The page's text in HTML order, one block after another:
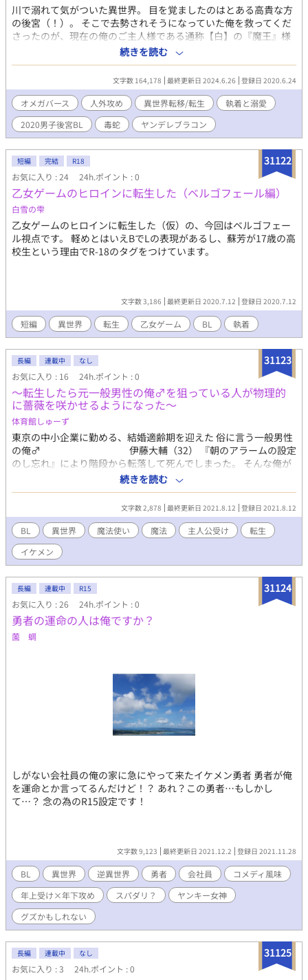
川で溺れて気がついた異世界。 目を覚ましたのはとある高貴な方
の後宮（！）。 そこで去勢されそうになっていた俺を救ってくだ
さったのが、現在の俺のご主人様である通称【白】の『魔王』様
だ。 尊崇すらしているご主人様に『運命』の許嫁様が見つかり、
俺の住む後宮が閉じられるという噂を、ある日『犬』仲間から聞
いてしまった！ 溺愛してくださるご主人様に保護されてから、俺
は随分甘やかされてきた。 「どないしよ！こないな異世界で捨て
られたら、マジに生きてかれへん！」 召喚された『勇者』は『魔
王』様に永久就職出来るのか？！ *現代日本とよく似た異世界が
舞台のオメガバースです(一章はほぼその要素がありませんが)。
年下(？)外見ショタ人外α✕年上ダメ人間β(若干調教済み)です。 受
けは京言葉のちょっとボケの強いアホの子です。 ご主人様は『毒
蛇』です。 *近親と少しカニバリズム的な表現があります。 コメ
ディ、たまにシリアスです。 連載中の他作品のスピンオフですが
単品でも読めます。 他サイトにも載せています。 2020男子後宮
BLに参加しています。
続きを読む
文字数 164,178 最終更新日 2024.6.26 登録日 2020.6.24
オメガバース 人外攻め 異世界転移/転生
執着と溺愛
2020男子後宮BL
毒蛇 ヤンデレブラコン
31122
短編 完結 R18
お気に入り : 24 24h.ポイント : 0
乙女ゲームのヒロインに転生した（ベルゴフェール編）
白雪の雫
乙女ゲームのヒロインに転生した（仮）の、今回はベルゴフェー
ル視点です。 軽めとはいえBでLの表現があるし、蘇芳が17歳の高
校生という理由でR-18のタグをつけています。
文字数 3,186 最終更新日 2020.7.12 登録日 2020.7.12
短編 異世界 転生 乙女ゲーム BL 執着
31123
長編 連載中 なし
お気に入り : 16 24h.ポイント : 0
〜転生したら元一般男性の俺♂を狙っている人が物理的
に薔薇を咲かせるようになった〜
体育館しゅーず
東京の中小企業に勤める、結婚適齢期を迎えた 俗に言う一般男性
の俺♂ 伊藤大輔（32） 『朝のアラームの設定
のし忘れ』により階段から転落して死んでしまった。 そんな俺が
転生したのは、 中世ヨーロッパのとある王国の皇太子、 シルヴァ
ン・サヴォイア（18） だった。 普通に生活してるだけなのに、た
くさんのイケメンたちに求婚されるようになった？！ その求婚方
法は、薔薇を物理的に咲かせることだった…？！ こっち（異世
界）に来てから初めて会う女性には絶望したが、 俺はノンケ。男
に抱かれるくらいなら… そう思っていた、シルヴァンだった
が…？ ※ご観覧ありがとうございます。 初めて、小説を書くため
不慣れですがよろしくお願いします。
続きを読む
文字数 2,878 最終更新日 2021.8.12 登録日 2021.8.12
BL 異世界 魔法使い 魔法 主人公受け
転生
イケメン
31124
長編 連載中 R15
お気に入り : 26 24h.ポイント : 0
勇者の運命の人は俺ですか？
薗 蜩
しがない会社員の俺の家に急にやって来たイケメン勇者 勇者が俺
を運命とか言ってるんだけど！？ あれ？この勇者…もしかし
て…？ 念の為のR15設定です！
文字数 9,123 最終更新日 2021.12.2 登録日 2021.11.28
BL 異世界 逆異世界 勇者 会社員
コメディ風味
年上受け×年下攻め
スパダリ？
ヤンキー女神
グズかもしれない
31125
長編 連載中 なし
お気に入り : 3 24h.ポイント : 0